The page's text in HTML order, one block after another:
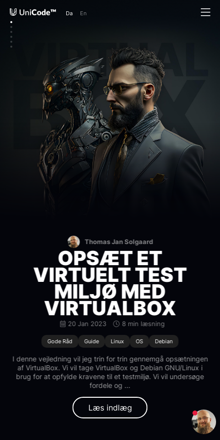
Da En
Thomas Jan Solgaard
OPSÆT ET
VIRTUELT TEST
MILJØ MED
VIRTUALBOX
20 Jan 2023 8 min læsning
Gode Råd Guide Linux OS Debian
I denne vejledning vil jeg trin for trin gennemgå opsætningen
af VirtualBox. Vi vil tage VirtualBox og Debian GNU/Linux i
brug for at opfylde kravene til et testmiljø. Vi vil undersøge
fordele og ...
Læs indlæg